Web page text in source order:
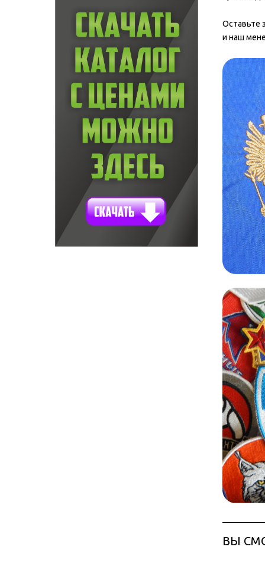
Оставьте
и наш
ВЫ